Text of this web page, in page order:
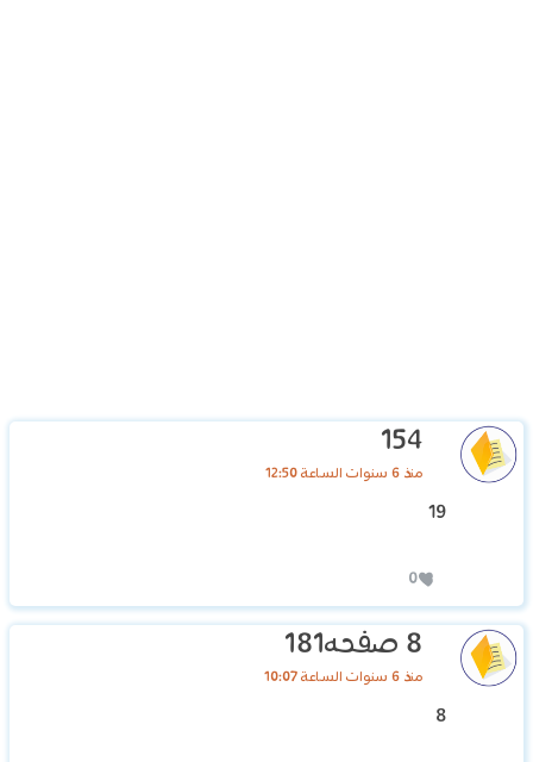
154
منذ 6 سنوات الساعة 12:50
19
0
8 صفحه181
منذ 6 سنوات الساعة 10:07
8